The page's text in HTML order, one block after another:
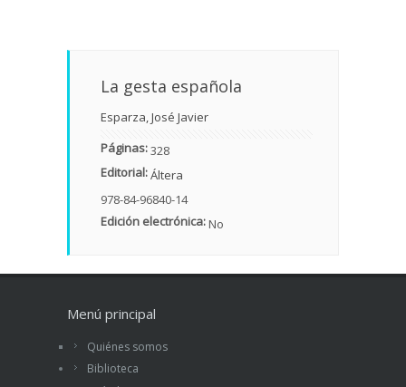
La gesta española
Esparza, José Javier
Páginas:328
Editorial:Áltera
978-84-96840-14
Edición electrónica:No
Menú principal
Quiénes somos
Biblioteca